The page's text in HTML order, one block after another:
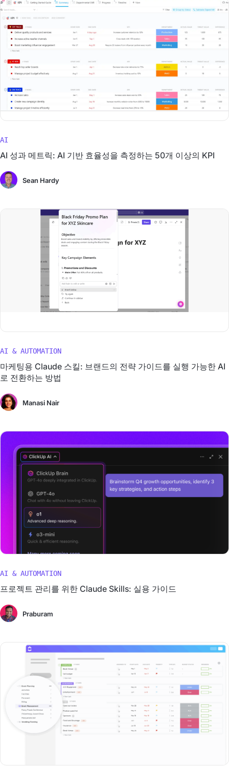
AI
AI 성과 메트릭: AI 기반 효율성을 측정하는 50개 이상의 KPI
Sean Hardy
AI & AUTOMATION
마케팅용 Claude 스킬: 브랜드의 전략 가이드를 실행 가능한 AI
로 전환하는 방법
Manasi Nair
AI & AUTOMATION
프로젝트 관리를 위한 Claude Skills: 실용 가이드
Praburam